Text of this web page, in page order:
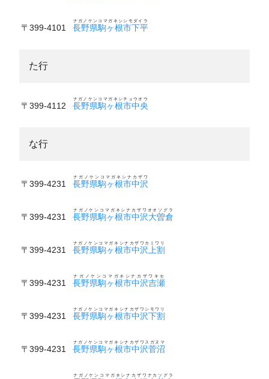
〒399-4101 長野県駒ヶ根市下平
ナガノケンコマガネシシモダイラ
た行
〒399-4112 長野県駒ヶ根市中央
ナガノケンコマガネシチュウオウ
な行
〒399-4231 長野県駒ヶ根市中沢
ナガノケンコマガネシナカザワ
〒399-4231 長野県駒ヶ根市中沢大曽倉
ナガノケンコマガネシナカザワオオソグラ
〒399-4231 長野県駒ヶ根市中沢上割
ナガノケンコマガネシナカザワカミワリ
〒399-4231 長野県駒ヶ根市中沢吉瀬
ナガノケンコマガネシナカザワキセ
〒399-4231 長野県駒ヶ根市中沢下割
ナガノケンコマガネシナカザワシモワリ
〒399-4231 長野県駒ヶ根市中沢菅沼
ナガノケンコマガネシナカザワスガヌマ
ナガノケンコマガネシナカザワナカソグラ